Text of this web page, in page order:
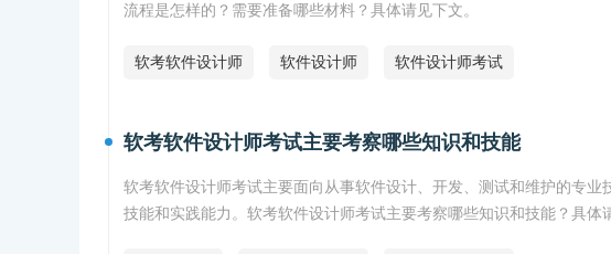
流程是怎样的？需要准备哪些材料？具体请见下文。
软考软件设计师 软件设计师 软件设计师考试
软考软件设计师考试主要考察哪些知识和技能
软考软件设计师考试主要面向从事软件设计、开发、测试和维护的专业
技能和实践能力。软考软件设计师考试主要考察哪些知识和技能？具体